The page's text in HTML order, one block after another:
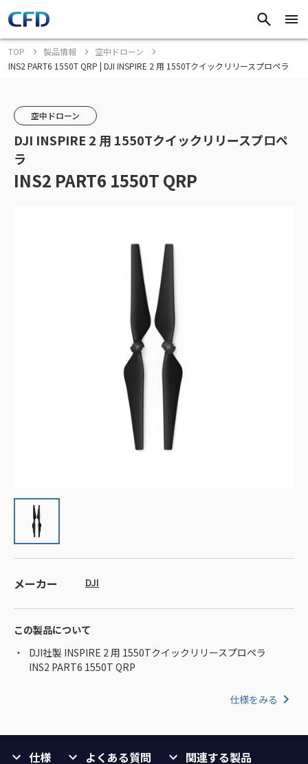
TOP 製品情報
空中ドローン
INS2 PART6 1550T QRP | DJI INSPIRE 2 用 1550Tクイックリリースプロペラ
空中ドローン
DJI INSPIRE 2 用 1550Tクイックリリースプロペ
ラ
INS2 PART6 1550T QRP
メーカー DJI
この製品について
DJI社製 INSPIRE 2 用 1550Tクイックリリースプロペラ
INS2 PART6 1550T QRP
仕様をみる
仕様 よくある質問 関連する製品